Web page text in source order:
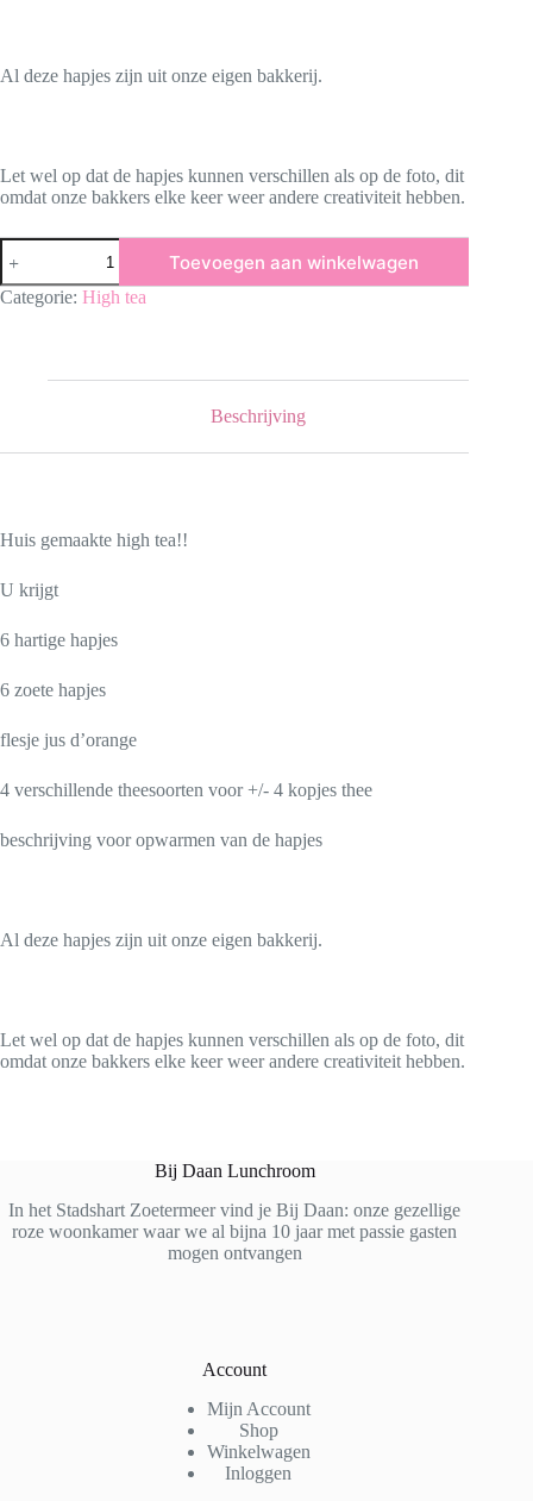
Al deze hapjes zijn uit onze eigen bakkerij.
Let wel op dat de hapjes kunnen verschillen als op de foto, dit
omdat onze bakkers elke keer weer andere creativiteit hebben.
high
tea
GLUTENVRIJ
aantal
Toevoegen aan winkelwagen
Categorie: High tea
Beschrijving
Huis gemaakte high tea!!
U krijgt
6 hartige hapjes
6 zoete hapjes
flesje jus d’orange
4 verschillende theesoorten voor +/- 4 kopjes thee
beschrijving voor opwarmen van de hapjes
Al deze hapjes zijn uit onze eigen bakkerij.
Let wel op dat de hapjes kunnen verschillen als op de foto, dit
omdat onze bakkers elke keer weer andere creativiteit hebben.
Bij Daan Lunchroom
In het Stadshart Zoetermeer vind je Bij Daan: onze gezellige
roze woonkamer waar we al bijna 10 jaar met passie gasten
mogen ontvangen
Account
Mijn Account
Shop
Winkelwagen
Inloggen